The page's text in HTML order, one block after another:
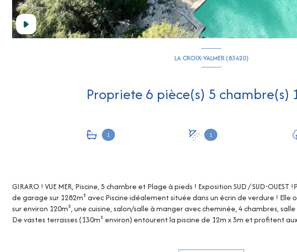
LA CROIX-VALMER (83420)
1 1
GIRARO ! VUE MER, Piscine, 5 chambre et Plage à pieds ! Exposition SUD / SUD-
de garage sur 1282m² avec Piscine idéalement située dans un écrin de verdure !
sur environ 120m², une cuisine, salon/salle à manger avec cheminée, 4 chambres,
De vastes terrasses (130m² environ) entourent la piscine de 12m x 5m et profitent